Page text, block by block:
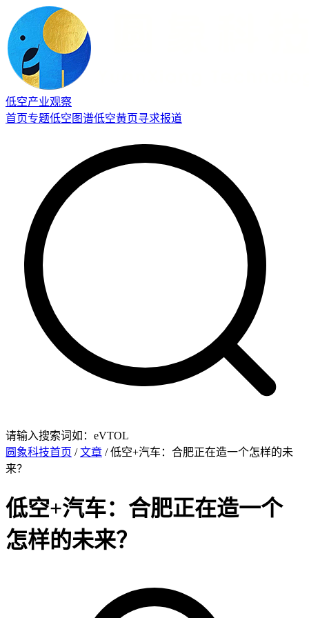
低空产业观察
首页专题低空图谱低空黄页寻求报道
请输入搜索词如：eVTOL
圆象科技首页 /文章 / 低空+汽车：合肥正在造一个怎样的未
来？
低空+汽车：合肥正在造一个
怎样的未来？